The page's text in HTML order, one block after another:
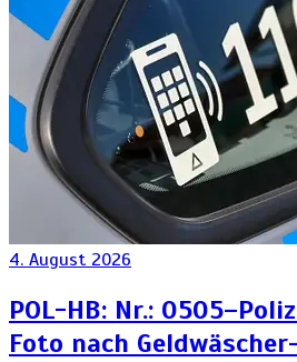
4. August 2026
POL-HB: Nr.:
Foto nach